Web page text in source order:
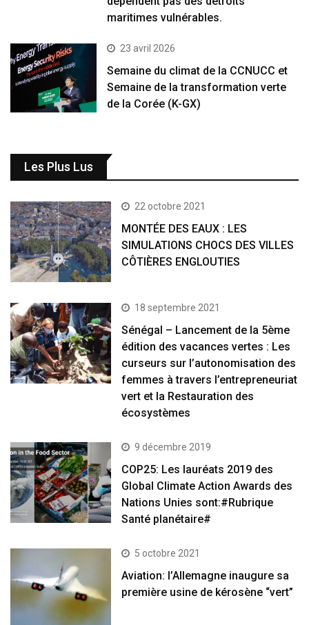
maritimes vulnérables.
23 avril 2026
Semaine du climat de la CCNUCC et
Semaine de la transformation verte
de la Corée (K-GX)
Les Plus Lus
22 octobre 2021
MONTÉE DES EAUX : LES
SIMULATIONS CHOCS DES VILLES
CÔTIÈRES ENGLOUTIES
18 septembre 2021
Sénégal – Lancement de la 5ème
édition des vacances vertes : Les
curseurs sur l’autonomisation des
femmes à travers l’entrepreneuriat
vert et la Restauration des
écosystèmes
9 décembre 2019
COP25: Les lauréats 2019 des
Global Climate Action Awards des
Nations Unies sont:#Rubrique
Santé planétaire#
5 octobre 2021
Aviation: l’Allemagne inaugure sa
première usine de kérosène “vert”